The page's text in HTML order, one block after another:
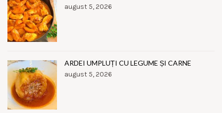
august 5, 2026
ARDEI UMPLUȚI CU LEGUME ȘI CARNE
august 5, 2026